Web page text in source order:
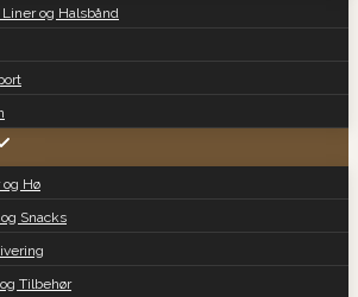
og Halsbånd
Hø
Snacks
Tilbehør